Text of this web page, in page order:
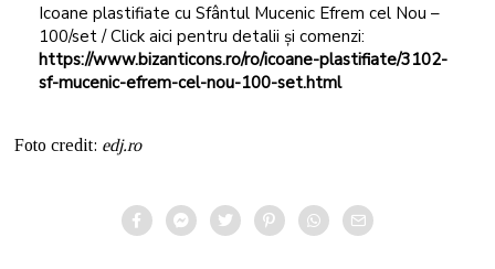
Icoane plastifiate cu Sfântul Mucenic Efrem cel Nou –
100/set / Click aici pentru detalii și comenzi:
https://www.bizanticons.ro/ro/icoane-plastifiate/3102-
sf-mucenic-efrem-cel-nou-100-set.html
Foto credit: edj.ro